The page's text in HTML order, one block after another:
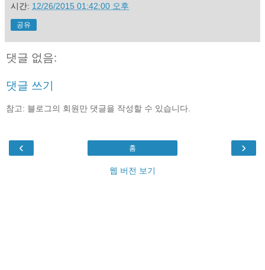
시간: 12/26/2015 01:42:00 오후
공유
댓글 없음:
댓글 쓰기
참고: 블로그의 회원만 댓글을 작성할 수 있습니다.
‹ ›
홈
웹 버전 보기